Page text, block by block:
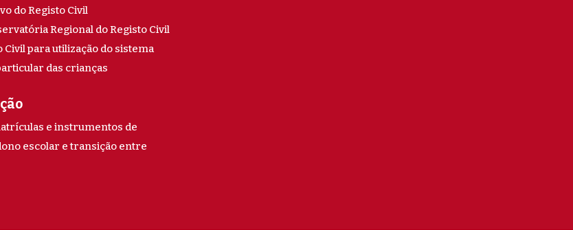
do Registo Civil
Regional do Registo Civil
Civil para utilização do sistema
das crianças
e instrumentos de
escolar e transição entre